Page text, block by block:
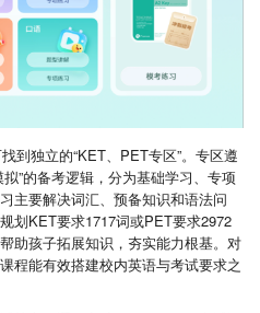
到独立的“KET、PET专区”。专区遵
”的备考逻辑，分为基础学习、专项
主要解决词汇、预备知识和语法问
划KET要求1717词或PET要求2972
助孩子拓展知识，夯实能力根基。对
程能有效搭建校内英语与考试要求之